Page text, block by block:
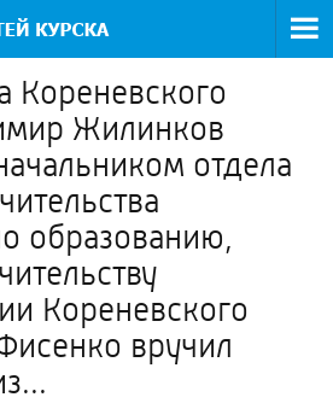
Кореневского
Жилинков
отдела
образованию,
Кореневского
вручил